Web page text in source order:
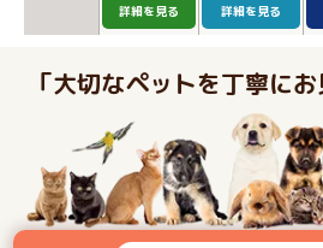
詳細を見る 詳細を見る
「大切なペットを丁寧に